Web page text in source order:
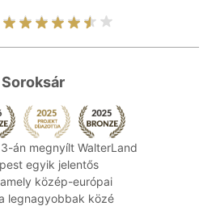
án megnyílt WalterLand
egyik jelentős
közép-európai
legnagyobbak közé